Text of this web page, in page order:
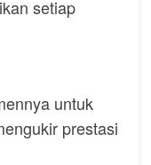
setiap
untuk
prestasi